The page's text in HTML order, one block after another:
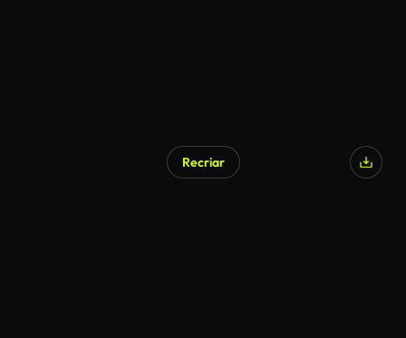
Recriar